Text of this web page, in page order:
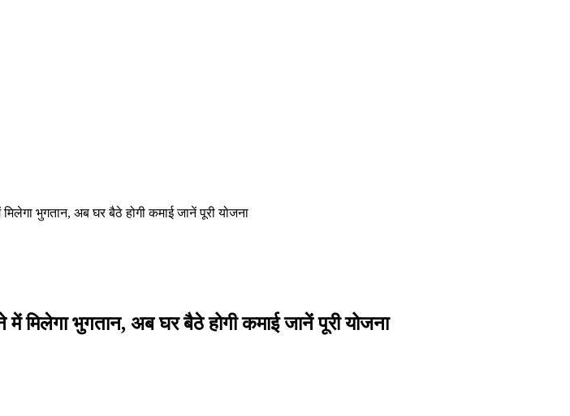
भुगतान, अब घर बैठे होगी कमाई जानें पूरी योजना
भुगतान, अब घर बैठे होगी कमाई जानें पूरी योजना